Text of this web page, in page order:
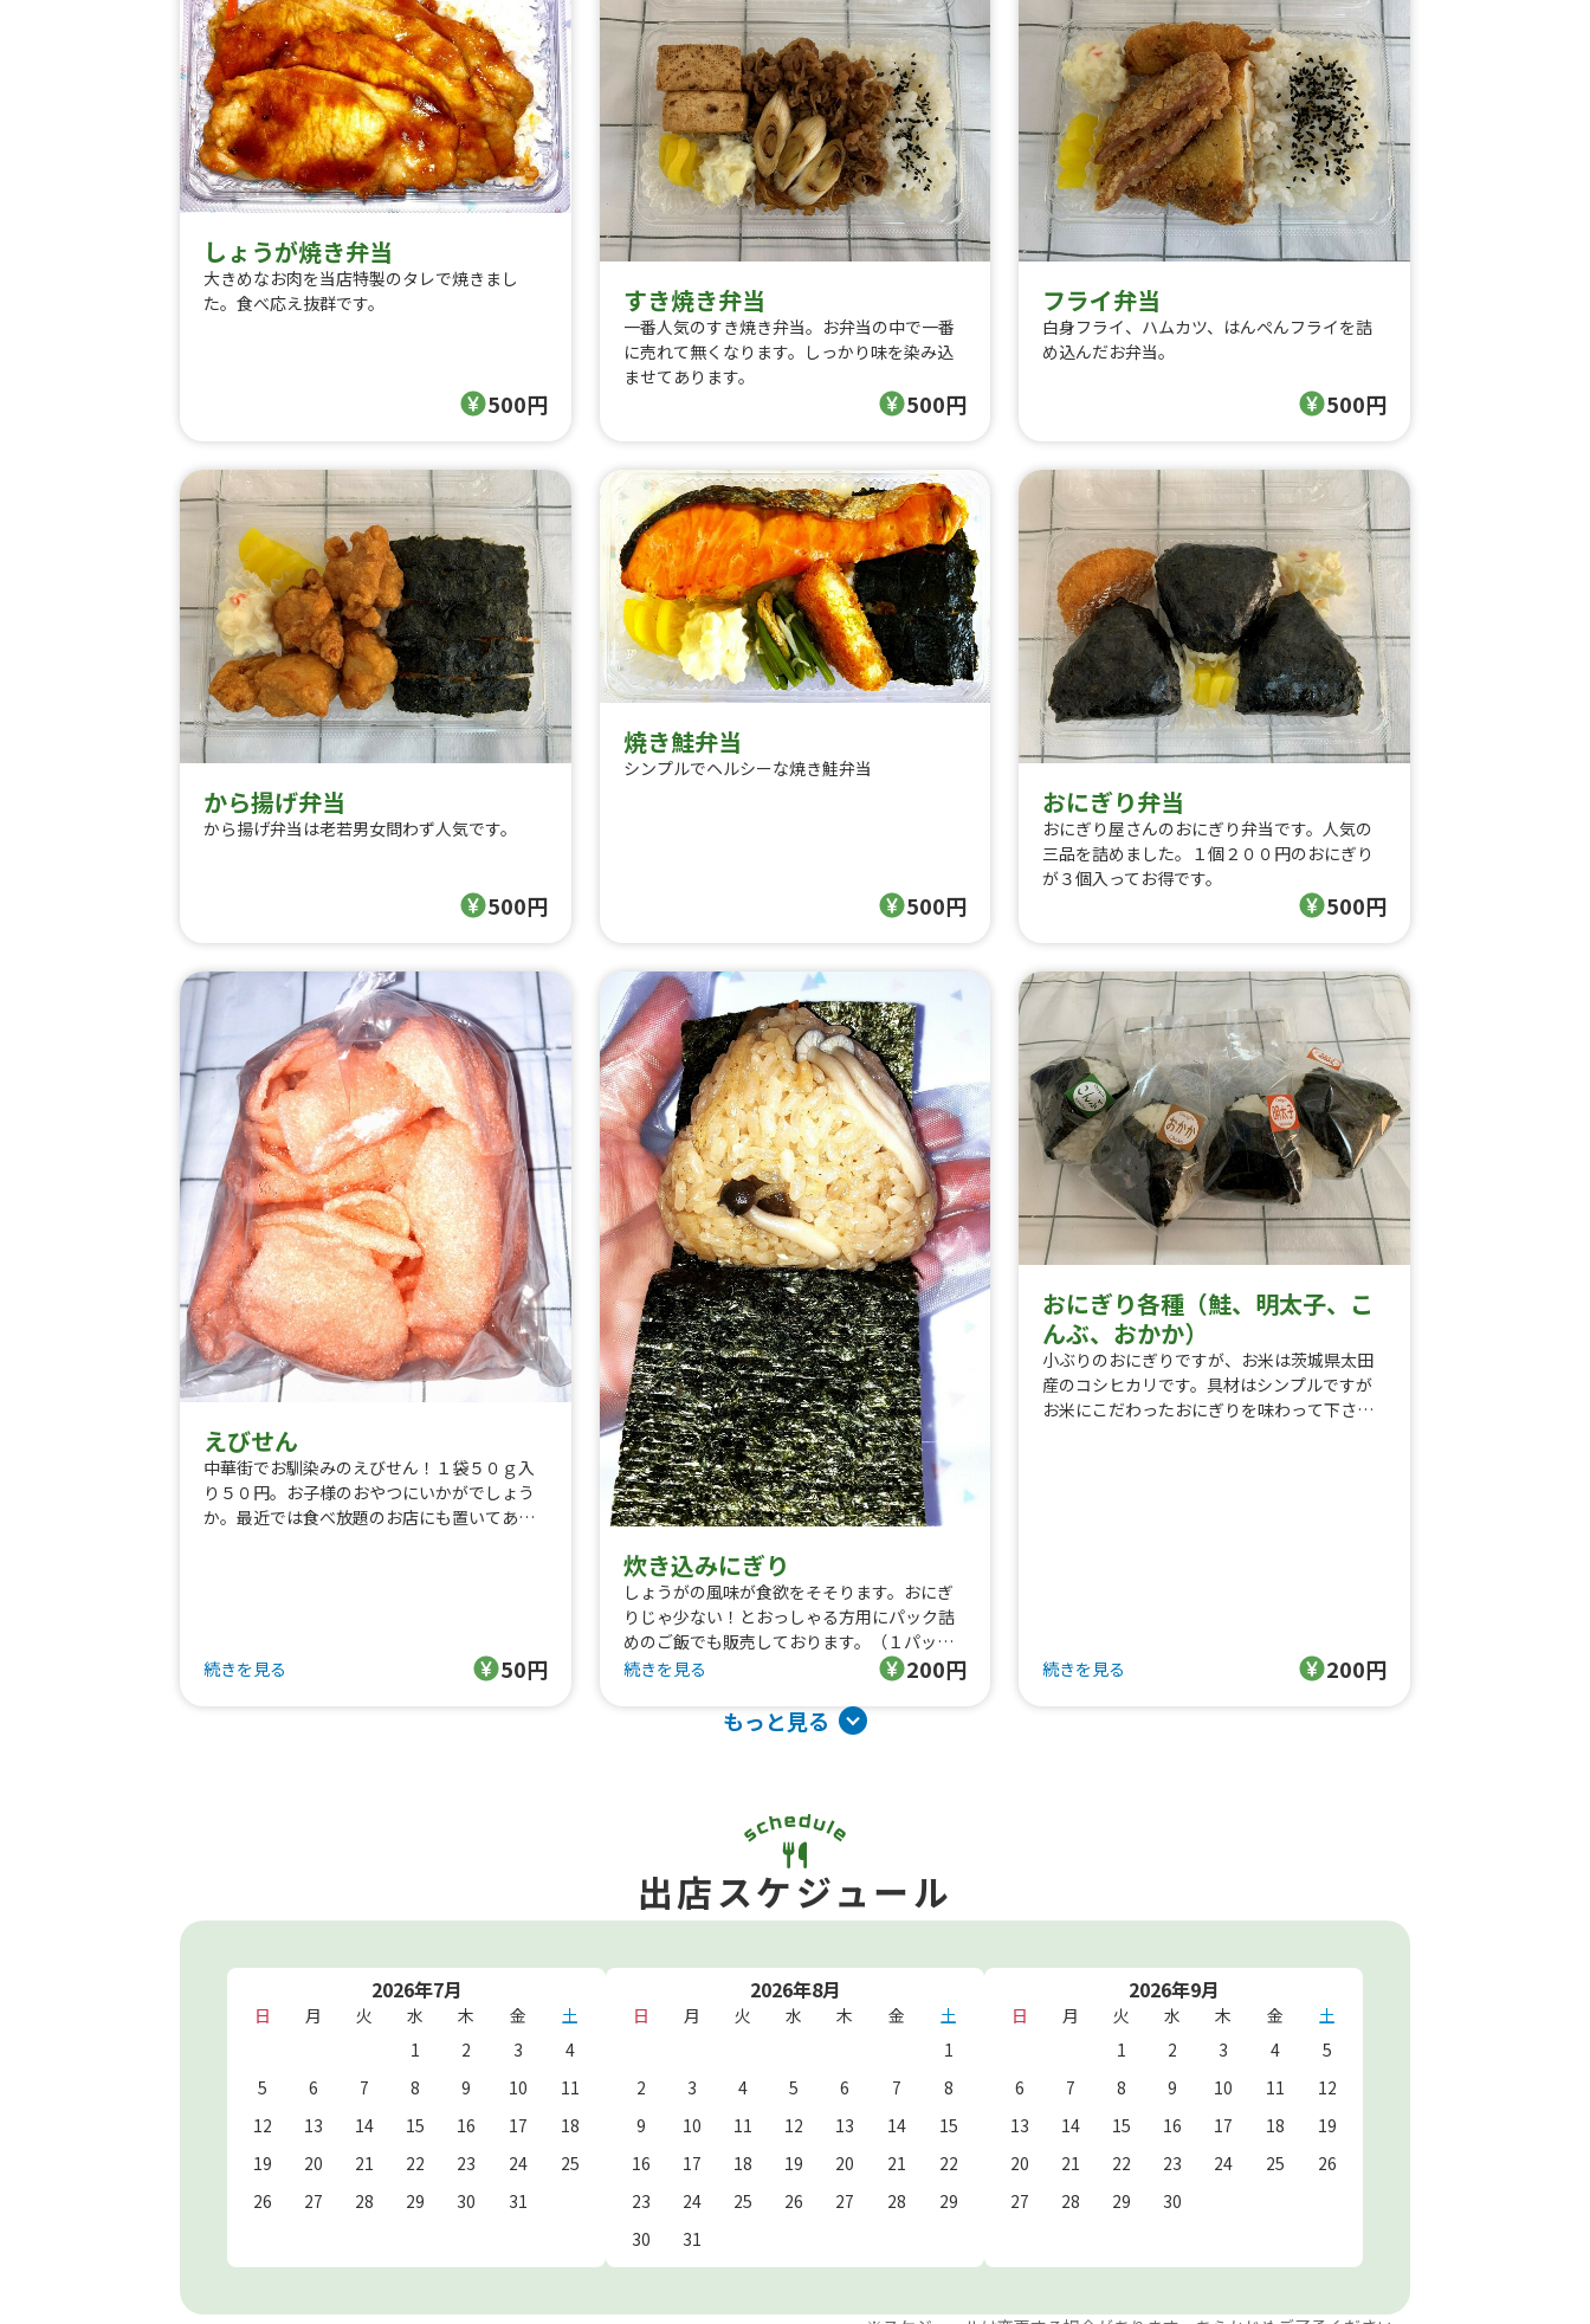
しょうが焼き弁当
大きめなお肉を当店特製のタレで焼きまし
た。食べ応え抜群です。
500円
すき焼き弁当
一番人気のすき焼き弁当。お弁当の中で一番
に売れて無くなります。しっかり味を染み込
ませてあります。
500円
フライ弁当
白身フライ、ハムカツ、はんぺんフライを詰
め込んだお弁当。
500円
から揚げ弁当
から揚げ弁当は老若男女問わず人気です。
500円
焼き鮭弁当
シンプルでヘルシーな焼き鮭弁当
500円
おにぎり弁当
おにぎり屋さんのおにぎり弁当です。人気の
三品を詰めました。１個２００円のおにぎり
が３個入ってお得です。
500円
えびせん
中華街でお馴染みのえびせん！１袋５０ｇ入
り５０円。お子様のおやつにいかがでしょう
か。最近では食べ放題のお店にも置いてある
続きを見る 50円
炊き込みにぎり
しょうがの風味が食欲をそそります。おにぎ
りじゃ少ない！とおっしゃる方用にパック詰
めのご飯でも販売しております。（１パック
４００円）
続きを見る 200円
おにぎり各種（鮭、明太子、こ
んぶ、おかか）
小ぶりのおにぎりですが、お米は茨城県太田
産のコシヒカリです。具材はシンプルですが
お米にこだわったおにぎりを味わって下さ
続きを見る
200円
もっと見る
出店スケジュール
2026年7月
日 月 火 水 木 金
土
1
2 3
4
5
6 7 8 9 10
11
12
13 14 15 16 17
18
19
20 21 22 23 24
25
26
27 28 29 30 31
2026年8月
日 月 火 水 木 金
土
1
2
3 4 5 6 7
8
9
10 11 12 13 14
15
16
17 18 19 20 21
22
23
24 25 26 27 28
29
30
31
2026年9月
日 月 火 水 木 金
土
1
2 3 4
5
6
7 8 9 10 11
12
13
14 15 16 17 18
19
20
21 22 23 24 25
26
27
28 29 30